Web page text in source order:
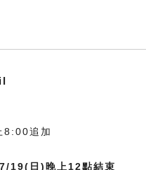
8:00追加
19(日)晚上12點結束